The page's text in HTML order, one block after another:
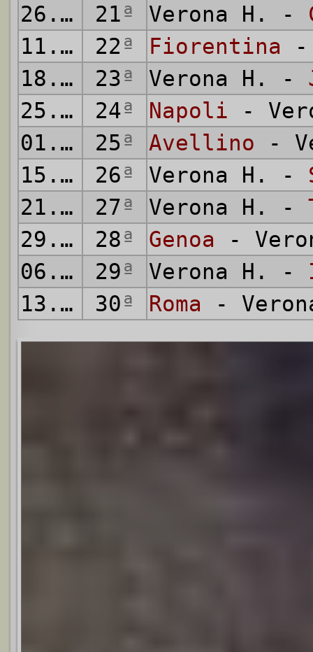
26.02.
1984
21ª Verona H. -
11.03.
1984
22ª Fiorentina -
18.03.
1984
23ª Verona H. -
25.03.
1984
24ª Napoli -
01.04.
1984
25ª Avellino -
15.04.
1984
26ª Verona H. -
21.04.
1984
27ª Verona H. -
29.04.
1984
28ª Genoa -
06.05.
1984
29ª Verona H. -
13.05.
1984
30ª Roma -